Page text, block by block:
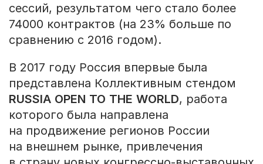
сессий, результатом чего стало более
74000 контрактов (на 23% больше по
сравнению с 2016 годом).
В 2017 году Россия впервые была
представлена Коллективным стендом
RUSSIA OPEN TO THE WORLD, работа
которого была направлена
на продвижение регионов России
на внешнем рынке, привлечения